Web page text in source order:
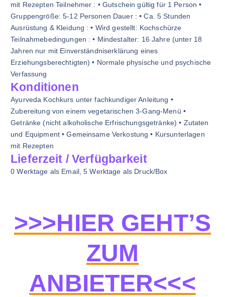
mit Rezepten Teilnehmer : • Gutschein gültig für 1 Person •
Gruppengröße: 5-12 Personen Dauer : • Ca. 5 Stunden
Ausrüstung & Kleidung : • Wird gestellt: Kochschürze
Teilnahmebedingungen : • Mindestalter: 16 Jahre (unter 18
Jahren nur mit Einverständniserklärung eines
Erziehungsberechtigten) • Normale physische und psychische
Verfassung
Konditionen
Ayurveda Kochkurs unter fachkundiger Anleitung •
Zubereitung von einem vegetarischen 3-Gang-Menü •
Getränke (nicht alkoholische Erfrischungsgetränke) • Zutaten
und Equipment • Gemeinsame Verkostung • Kursunterlagen
mit Rezepten
Lieferzeit / Verfügbarkeit
0 Werktage als Email, 5 Werktage als Druck/Box
>>>HIER GEHT’S
ZUM
ANBIETER<<<